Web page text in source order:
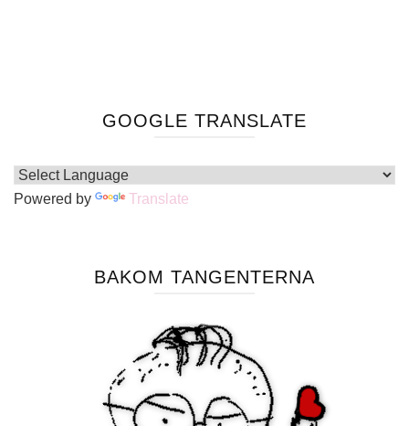
GOOGLE TRANSLATE
Powered by Translate
BAKOM TANGENTERNA